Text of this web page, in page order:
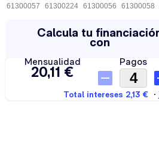
61300057 61300224 61300056 61300058